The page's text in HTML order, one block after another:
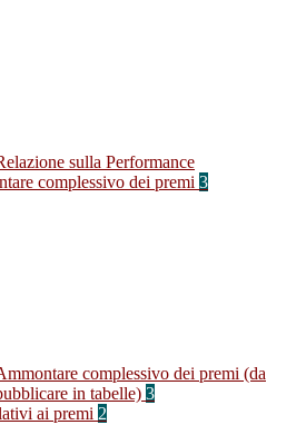
sulla Performance
complessivo dei premi 3
complessivo dei premi (da
in tabelle) 3
ai premi 2